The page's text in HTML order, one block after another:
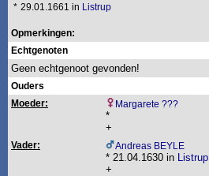
* 29.01.1661 in Listrup
Opmerkingen:
Echtgenoten
Geen echtgenoot gevonden!
Ouders
Moeder:
Margarete ???
*
+
Vader: Andreas BEYLE
* 21.04.1630 in Listrup
+